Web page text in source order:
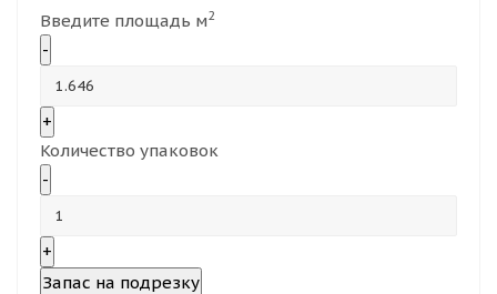
Введите площадь м2
-
+
Количество упаковок
-
+
Запас на подрезку